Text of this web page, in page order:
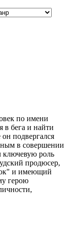
по имени
бега и найти
подвергался
в совершении
ключевую роль
продюсер,
и имеющий
герою